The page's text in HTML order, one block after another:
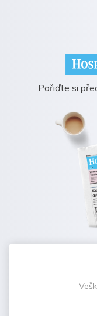
Pořiďte si